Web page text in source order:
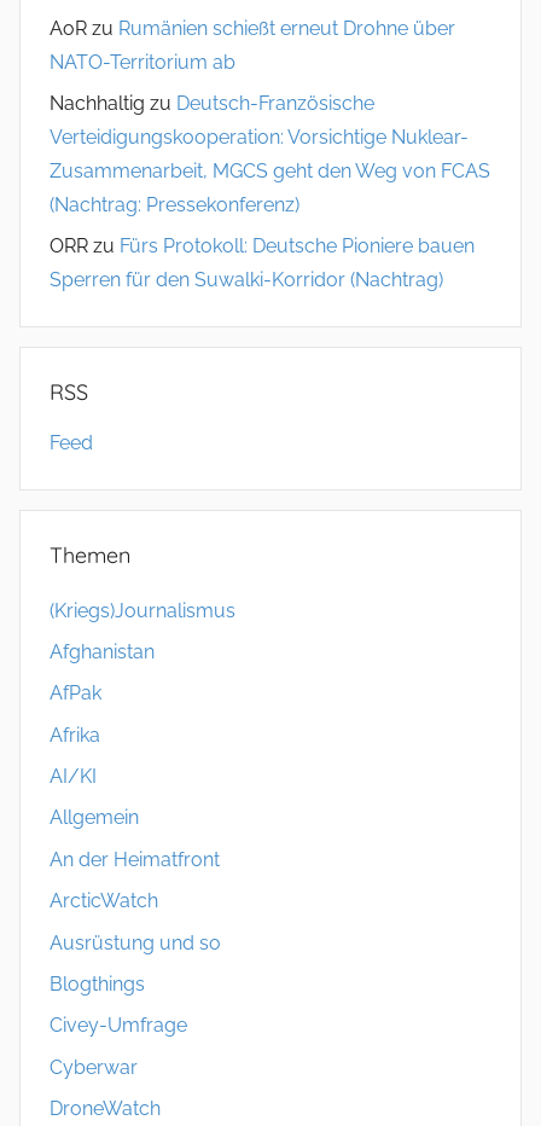
AoR zu Rumänien schießt erneut Drohne über
NATO-Territorium ab
Nachhaltig zu Deutsch-Französische
Verteidigungskooperation: Vorsichtige Nuklear-
Zusammenarbeit, MGCS geht den Weg von FCAS
(Nachtrag: Pressekonferenz)
ORR zu Fürs Protokoll: Deutsche Pioniere bauen
Sperren für den Suwalki-Korridor (Nachtrag)
RSS
Feed
Themen
(Kriegs)Journalismus
Afghanistan
AfPak
Afrika
AI/KI
Allgemein
An der Heimatfront
ArcticWatch
Ausrüstung und so
Blogthings
Civey-Umfrage
Cyberwar
DroneWatch